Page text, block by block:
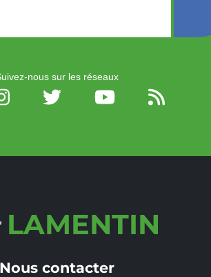
LAMENTIN
Nous contacter
nous sur les réseaux